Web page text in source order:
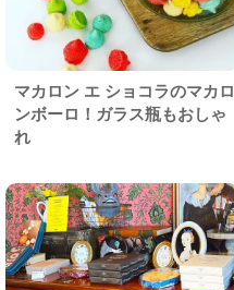
マカロン エ ショコラのマカロ
ンボーロ！ガラス瓶もおしゃ
れ